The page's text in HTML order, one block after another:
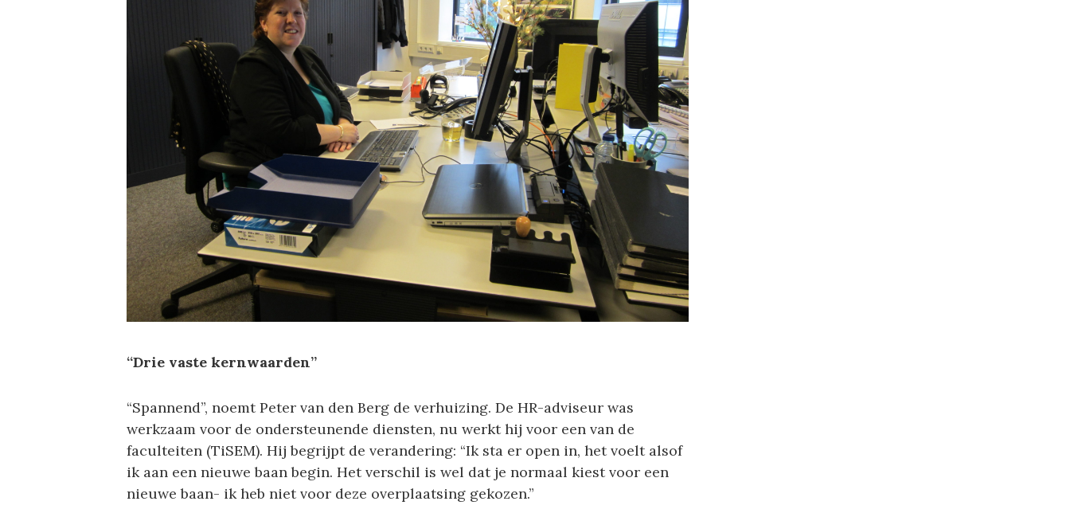
“Drie vaste kernwaarden”
“Spannend”, noemt Peter van den Berg de verhuizing. De HR-adviseur was
werkzaam voor de ondersteunende diensten, nu werkt hij voor een van de
faculteiten (TiSEM). Hij begrijpt de verandering: “Ik sta er open in, het voelt alsof
ik aan een nieuwe baan begin. Het verschil is wel dat je normaal kiest voor een
nieuwe baan- ik heb niet voor deze overplaatsing gekozen.”